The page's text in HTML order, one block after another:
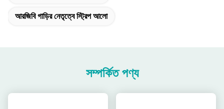
আরজিবি গাড়ির নেতৃত্বে স্ট্রিপ আলো
সম্পর্কিত পণ্য